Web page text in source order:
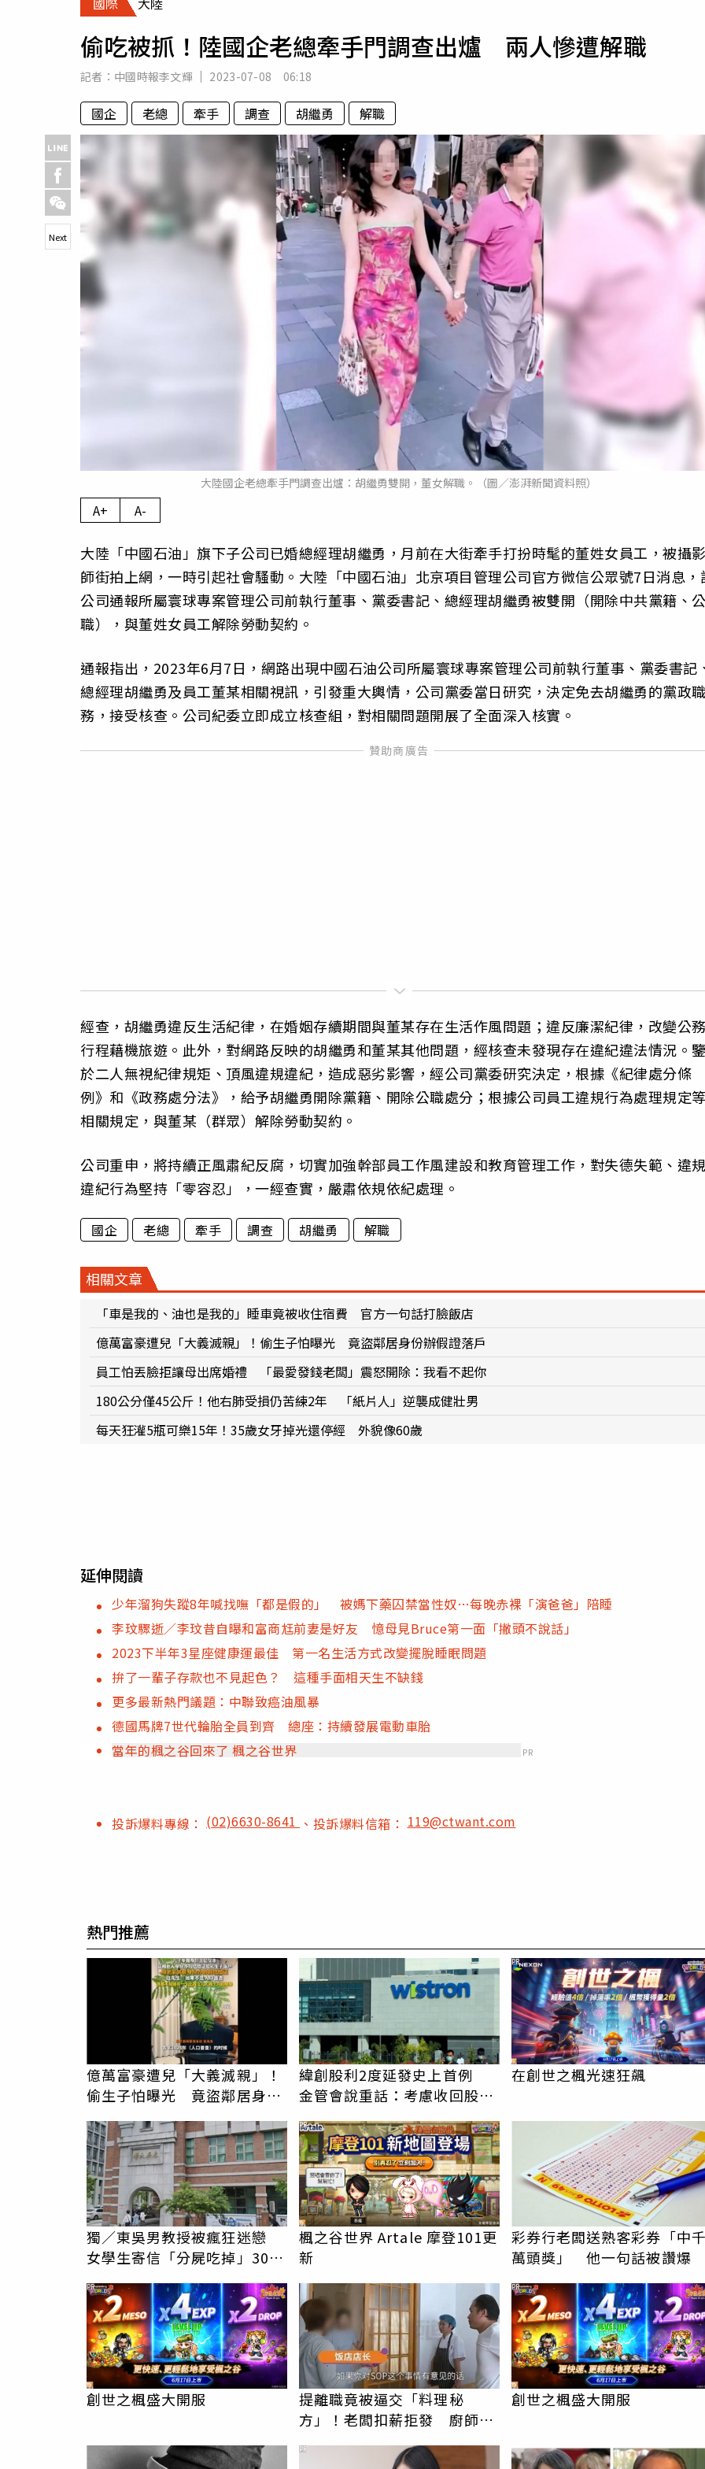
專欄
房產新勢力
運勢
偷吃被抓！陸國企老總牽手門調查出爐 兩人慘遭解職
記者： 中國時報李文輝 2023-07-08 06:18
國企 老總 牽手 調查 胡繼勇 解職
大陸國企老總牽手門調查出爐：胡繼勇雙開，董女解職。（圖／澎湃新聞資料照）
Next
A+ A-
大陸「中國石油」旗下子公司已婚總經理胡繼勇，月前在大街牽手打扮時髦的董姓女員工，被攝
師街拍上網，一時引起社會騷動。大陸「中國石油」北京項目管理公司官方微信公眾號7日消息，
公司通報所屬寰球專案管理公司前執行董事、黨委書記、總經理胡繼勇被雙開（開除中共黨籍、
職），與董姓女員工解除勞動契約。
通報指出，2023年6月7日，網路出現中國石油公司所屬寰球專案管理公司前執行董事、黨委書記
總經理胡繼勇及員工董某相關視訊，引發重大輿情，公司黨委當日研究，決定免去胡繼勇的黨政
務，接受核查。公司紀委立即成立核查組，對相關問題開展了全面深入核實。
經查，胡繼勇違反生活紀律，在婚姻存續期間與董某存在生活作風問題；違反廉潔紀律，改變公
行程藉機旅遊。此外，對網路反映的胡繼勇和董某其他問題，經核查未發現存在違紀違法情況。
於二人無視紀律規矩、頂風違規違紀，造成惡劣影響，經公司黨委研究決定，根據《紀律處分條
例》和《政務處分法》，給予胡繼勇開除黨籍、開除公職處分；根據公司員工違規行為處理規定
相關規定，與董某（群眾）解除勞動契約。
公司重申，將持續正風肅紀反腐，切實加強幹部員工作風建設和教育管理工作，對失德失範、違
違紀行為堅持「零容忍」，一經查實，嚴肅依規依紀處理。
國企 老總 牽手 調查 胡繼勇 解職
相關文章
「車是我的、油也是我的」睡車竟被收住宿費 官方一句話打臉飯店
億萬富豪遭兒「大義滅親」！偷生子怕曝光 竟盜鄰居身份辦假證落戶
員工怕丟臉拒讓母出席婚禮 「最愛發錢老闆」震怒開除：我看不起你
180公分僅45公斤！他右肺受損仍苦練2年 「紙片人」逆襲成健壯男
每天狂灌5瓶可樂15年！35歲女牙掉光還停經 外貌像60歲
延伸閱讀
少年溜狗失蹤8年喊找嘸「都是假的」 被媽下藥囚禁當性奴…每晚赤裸「演爸爸」陪睡
李玟驟逝／李玟昔自曝和富商尪前妻是好友 憶母見Bruce第一面「撇頭不說話」
2023下半年3星座健康運最佳 第一名生活方式改變擺脫睡眠問題
拚了一輩子存款也不見起色？ 這種手面相天生不缺錢
更多最新熱門議題：中聯致癌油風暴
德國馬牌7世代輪胎全員到齊 總座：持續發展電動車胎
當年的楓之谷回來了 楓之谷世界
PR
投訴爆料專線： (02)6630-8641 、投訴爆料信箱：119@ctwant.com
熱門推薦
億萬富豪遭兒「大義滅親」！
偷生子怕曝光 竟盜鄰居身份
緯創股利2度延發史上首例
金管會說重話：考慮收回股務
在創世之楓光速狂飆
PR
獨／東吳男教授被瘋狂迷戀
女學生寄信「分屍吃掉」30次
楓之谷世界 Artale 摩登101更
新
PR
彩券行老闆送熟客彩券「中
萬頭獎」 他一句話被讚爆
創世之楓盛大開服
PR
提離職竟被逼交「料理秘
方」！老闆扣薪拒發 廚師怒
爆料衝上熱搜
創世之楓盛大開服
PR
PR